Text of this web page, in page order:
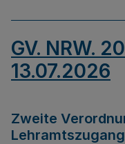
GV. NRW.
13.07.2026
Zweite